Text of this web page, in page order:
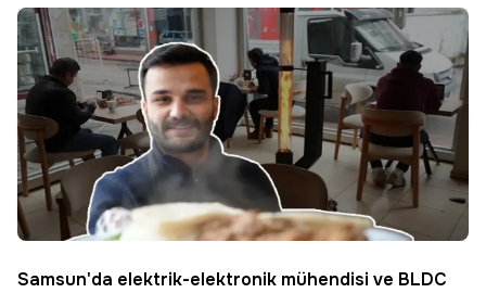
Samsun'da elektrik-elektronik mühendisi ve BLDC